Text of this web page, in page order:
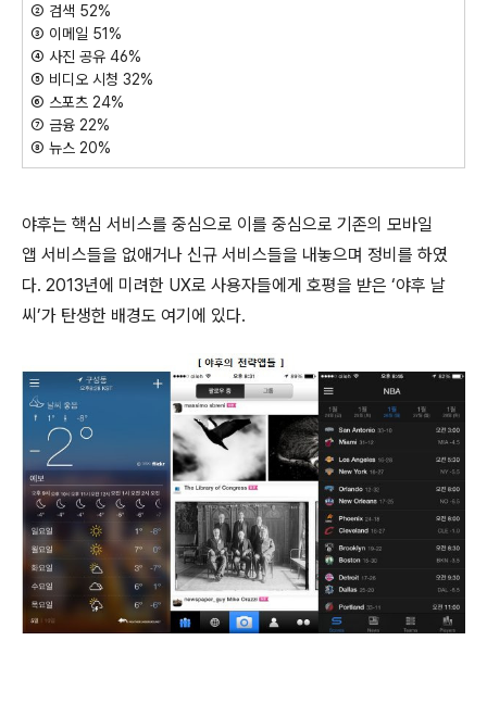
② 검색 52%
③ 이메일 51%
④ 사진 공유 46%
⑤ 비디오 시청 32%
⑥ 스포츠 24%
⑦ 금융 22%
⑧ 뉴스 20%
야후는 핵심 서비스를 중심으로 이를 중심으로 기존의 모바일
앱 서비스들을 없애거나 신규 서비스들을 내놓으며 정비를 하였
다. 2013년에 미려한 UX로 사용자들에게 호평을 받은 ‘야후 날
씨’가 탄생한 배경도 여기에 있다.